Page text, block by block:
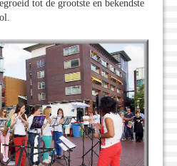
tot de grootste en bekendste